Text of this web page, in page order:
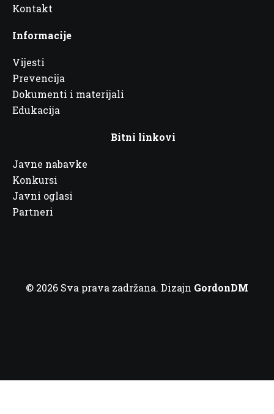
Kontakt
Informacije
Vijesti
Prevencija
Dokumenti i materijali
Edukacija
Bitni linkovi
Javne nabavke
Konkursi
Javni oglasi
Partneri
© 2026 Sva prava zadržana. Dizajn GordonDM